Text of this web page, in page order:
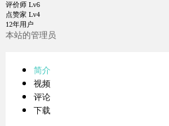
评价师 Lv6
点赞家 Lv4
12年用户
本站的管理员
简介
视频
评论
下载